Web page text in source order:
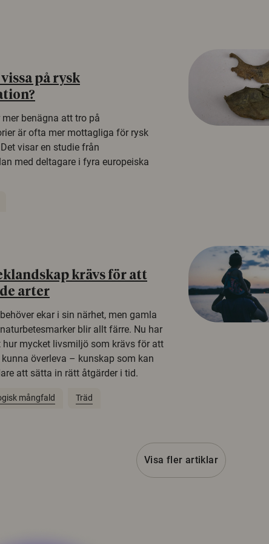
på rysk
mer benägna att tro på
är ofta mer mottagliga för rysk
visar en studie från
med deltagare i fyra europeiska
krävs för att
arter
ekar i sin närhet, men gamla
blir allt färre. Nu har
mycket livsmiljö som krävs för att
överleva – kunskap som kan
att sätta in rätt åtgärder i tid.
mångfald Träd
Visa fler artiklar